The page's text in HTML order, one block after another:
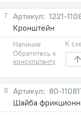
7
1221-
Кронштейн
Наличие
Обратитесь к
консультанту
К
8
80-
Шайба